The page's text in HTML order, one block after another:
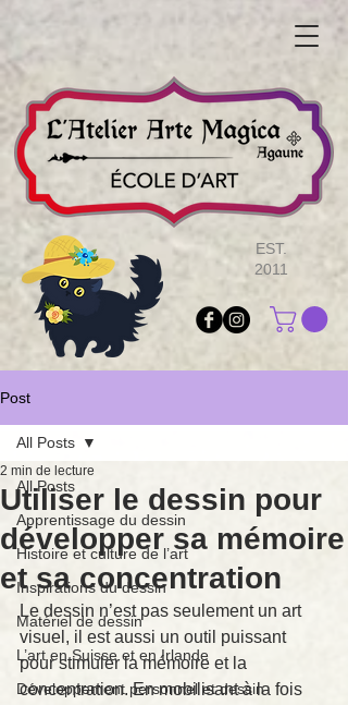
EST.
2011
Post
All Posts
Apprentissage du dessin
Histoire et culture de l’art
Inspirations du dessin
Matériel de dessin
L’art en Suisse et en Irlande
Développement personnel et dessin
All Posts
Utiliser le dessin pour
développer sa mémoire
et sa concentration
2 min de lecture
Le dessin n’est pas seulement un art
visuel, il est aussi un outil puissant
pour stimuler la mémoire et la
concentration. En mobilisant à la fois